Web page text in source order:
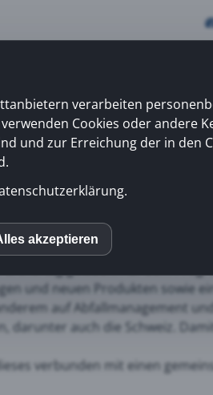
News Kiosk Über uns
Acer
geladen. Auf dem
und neuen Produkten sowie
auf Abfallmanagement
darunter auch die Schweiz.
verbunden mit einen
verarbeiten
Cookies oder andere
und zur Erreichung der in den
akzeptieren